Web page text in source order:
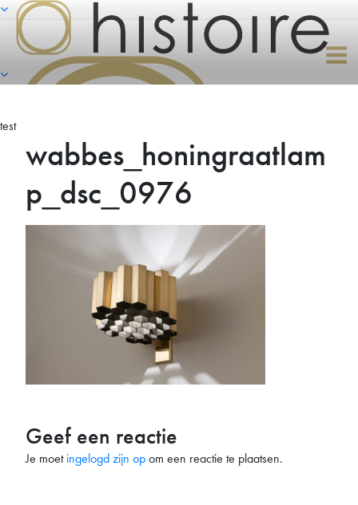
Naar
inhoud
springen
test
wabbes_honingraatlam
p_dsc_0976
Geef een reactie
Je moetingelogd zijn opom een reactie te plaatsen.